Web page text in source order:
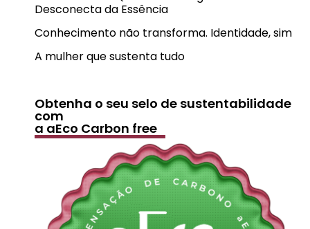
Desconecta da Essência
Conhecimento não transforma. Identidade, sim
A mulher que sustenta tudo
Obtenha o seu selo de sustentabilidade
com
a aEco Carbon free